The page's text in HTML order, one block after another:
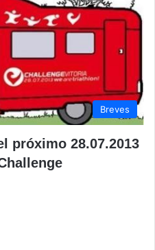
Breves
próximo 28.07.2013